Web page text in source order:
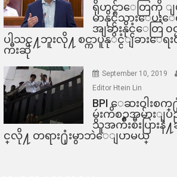
ရိုဟင္ဂ်ာေတြကို ျ
မာနိုင္ငံသားေပးေ
အျခားနိုင္ငံေတြ ၀င္
ပါသင္႔ဘူးလို႔ စင္ကာပူနုိင္ငံျခားေရး၀
ကီးဆို
September 10, 2019
Editor Htein Lin
BPI ​ေဆးဝါးစက္​
မွဴးကိစၥအမ်ားျ
သူအက်ိဳးစီးပြားနဲ
င္​လို႔ တရား႐ုံးမွာဘဲေျပာမယ္​